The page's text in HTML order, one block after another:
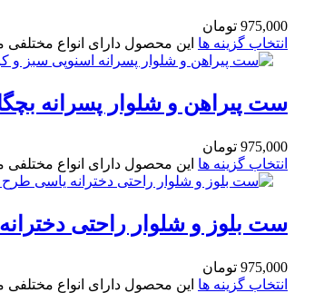
975,000 تومان
انتخاب گزینه ها این محصول دارای انواع
ست پیراهن و شلوار پسرانه بچگانه
975,000 تومان
انتخاب گزینه ها این محصول دارای انواع
ست بلوز و شلوار راحتی دخترانه
975,000 تومان
انتخاب گزینه ها این محصول دارای انواع